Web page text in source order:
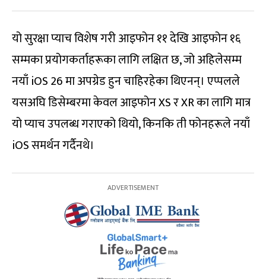
यो सुरक्षा प्याच विशेष गरी आइफोन ११ देखि आइफोन १६
सम्मका प्रयोगकर्ताहरूका लागि लक्षित छ, जो अहिलेसम्म
नयाँ iOS 26 मा अपग्रेड हुन चाहिरहेका थिएनन्। एप्पलले
यसअघि डिसेम्बरमा केवल आइफोन XS र XR का लागि मात्र
यो प्याच उपलब्ध गराएको थियो, किनकि ती फोनहरूले नयाँ
iOS समर्थन गर्दैनथे।